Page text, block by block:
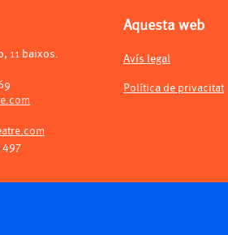
11 baixos.
497
Aquesta web
Avís legal
Política de privacitat